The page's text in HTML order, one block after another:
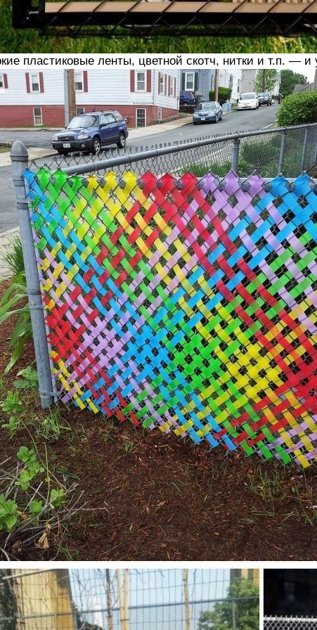
пластиковые ленты, цветной скотч, нитки и т.п. — и